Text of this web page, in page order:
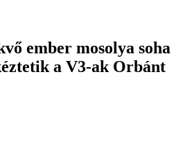
ember mosolya soha
a V3-ak Orbánt